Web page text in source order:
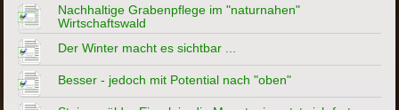
Nachhaltige Grabenpflege im "naturnahen"
Wirtschaftswald
Der Winter macht es sichtbar ...
Besser - jedoch mit Potential nach "oben"